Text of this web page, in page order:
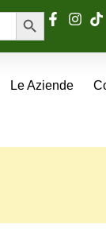
Search Button
Le Aziende